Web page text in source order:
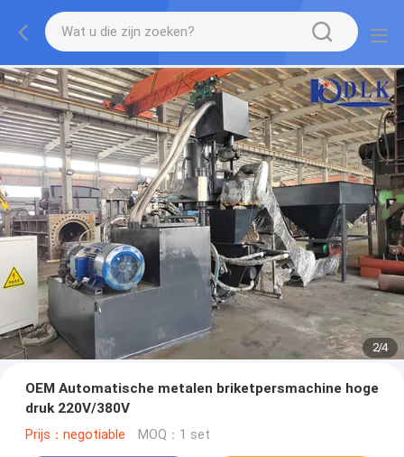
2/4
OEM Automatische metalen briketpersmachine hoge
druk 220V/380V
Prijs：negotiable MOQ：1 set